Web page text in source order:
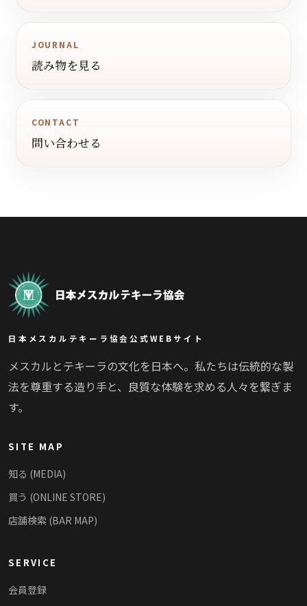
JOURNAL
読み物を見る
CONTACT
問い合わせる
日本メスカルテキーラ協会公式WEBサイト
メスカルとテキーラの文化を日本へ。私たちは伝統的な製
法を尊重する造り手と、良質な体験を求める人々を繋ぎま
す。
SITE MAP
知る (MEDIA)
買う (ONLINE STORE)
店舗検索 (BAR MAP)
SERVICE
会員登録